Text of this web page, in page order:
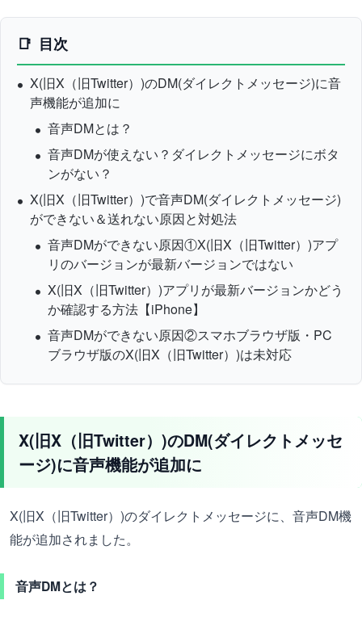
目次
X(旧X（旧Twitter）)のDM(ダイレクトメッセージ)に音
声機能が追加に
音声DMとは？
音声DMが使えない？ダイレクトメッセージにボタ
ンがない？
X(旧X（旧Twitter）)で音声DM(ダイレクトメッセージ)
ができない＆送れない原因と対処法
音声DMができない原因①X(旧X（旧Twitter）)アプ
リのバージョンが最新バージョンではない
X(旧X（旧Twitter）)アプリが最新バージョンかどう
か確認する方法【iPhone】
音声DMができない原因②スマホブラウザ版・PC
ブラウザ版のX(旧X（旧Twitter）)は未対応
X(旧X（旧Twitter）)のDM(ダイレクトメッセ
ージ)に音声機能が追加に
X(旧X（旧Twitter）)のダイレクトメッセージに、音声DM機
能が追加されました。
音声DMとは？